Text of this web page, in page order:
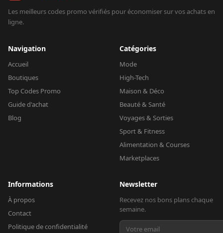
Les meilleurs codes promo vérifiés pour économiser sur vos achats en
ligne.
Navigation
Accueil
Boutiques
Top Codes Promo
Guide d'achat
Blog
Catégories
Mode
High-Tech
Maison & Déco
Beauté & Santé
Voyages & Sorties
Sport & Fitness
Alimentation & Courses
Marketplaces
Informations
À propos
Contact
Politique de confidentialité
Newsletter
Recevez nos bons plans chaque
semaine.